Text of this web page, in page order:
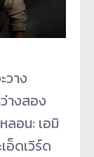
วาง
างสอง
ลอน: เอมิ
อ็ดเวิร์ด